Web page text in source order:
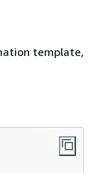
template,